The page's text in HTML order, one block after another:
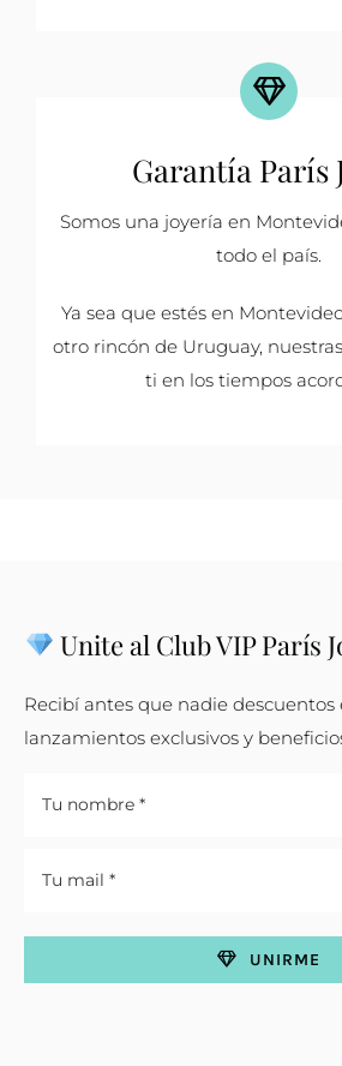
Garantía París
Somos una joyería en
todo el país.
Ya sea que estés en
otro rincón de Uruguay,
ti en los tiempos
Unite al Club VIP París
Recibí antes que nadie descuentos
lanzamientos exclusivos y
UNIRME